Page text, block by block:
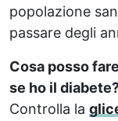
popolazione
passare degli
Cosa posso
se ho il
Controlla la